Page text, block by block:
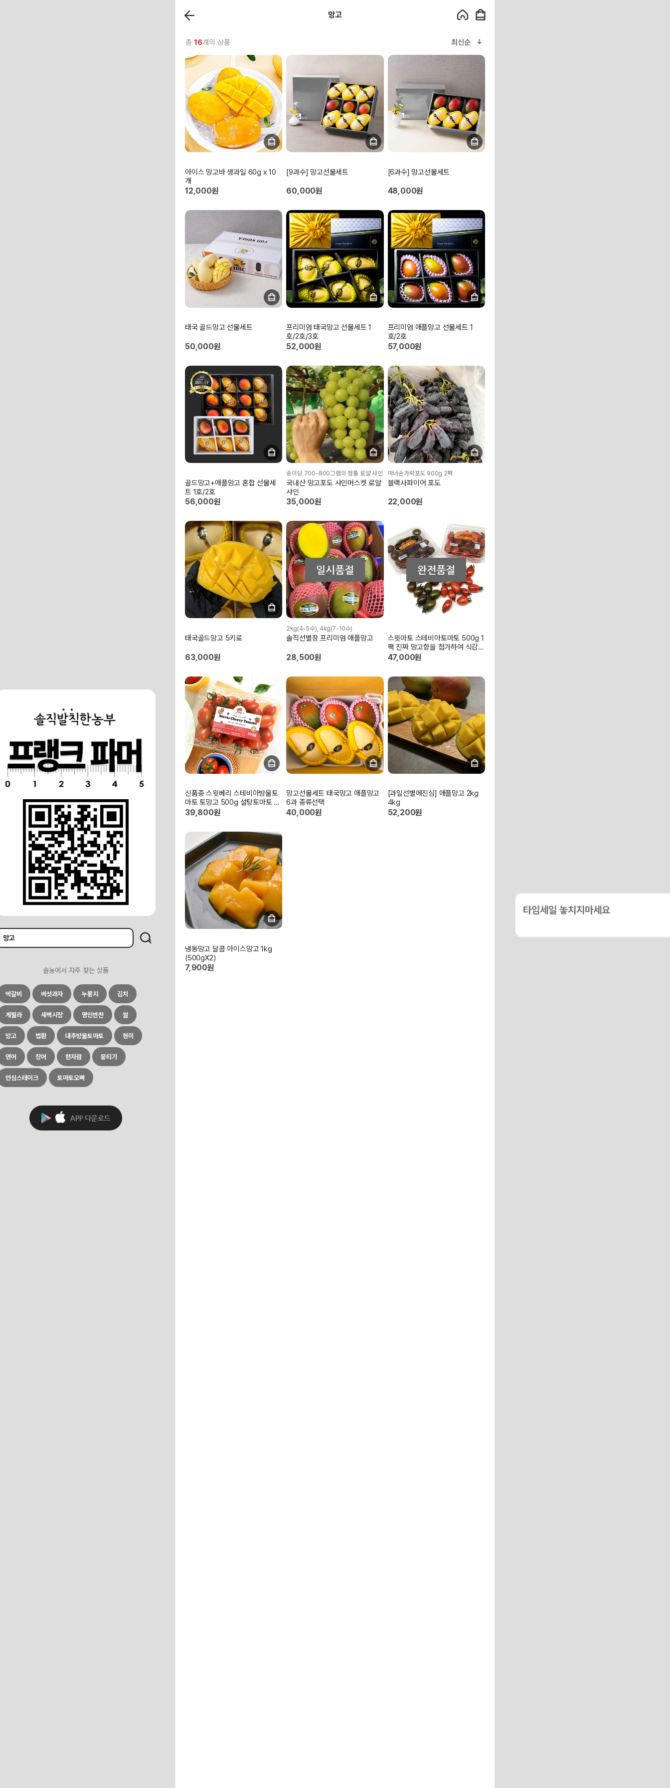
솔농에서 자주 찾는 상품
떡갈비 버섯과자 누룽지 김치
게릴라 새벽시장 명인반찬 쌀
망고 법환 대추방울토마토 현미
연어 장어 한자람 뭉티기
안심스테이크 토마토오빠
타임세일 놓치지마세요
망고
총 16개의 상품 최신순
아이스 망고바 생과일 60g x 10
개
12,000원
[9과수] 망고선물세트
60,000원
[6과수] 망고선물세트
48,000원
태국 골드망고 선물세트
50,000원
프리미엄 태국망고 선물세트 1
호/2호/3호
52,000원
프리미엄 애플망고 선물세트 1
호/2호
57,000원
골드망고+애플망고 혼합 선물세
트 1호/2호
56,000원
송이당 700-800그램의 정품 로얄 샤인
국내산 망고포도 샤인머스켓 로얄
샤인
35,000원
마녀손가락포도 900g 2팩
블랙사파이어 포도
22,000원
태국골드망고 5키로
63,000원
2kg(4-5수), 4kg(7-10수)
솔직선별장 프리미엄 애플망고
28,500원
스윗마토 스테비아토마토 500g 1
팩 진짜 망고향을 첨가하여 식감과
풍미가 일품
47,000원
신품종 스윗베리 스테비아방울토
마토 토망고 500g 설탕토마토 슈
가토마토
39,800원
망고선물세트 태국망고 애플망고
6과 종류선택
40,000원
[과일선별에진심] 애플망고 2kg
4kg
52,200원
냉동망고 달콤 아이스망고 1kg
(500gX2)
7,900원